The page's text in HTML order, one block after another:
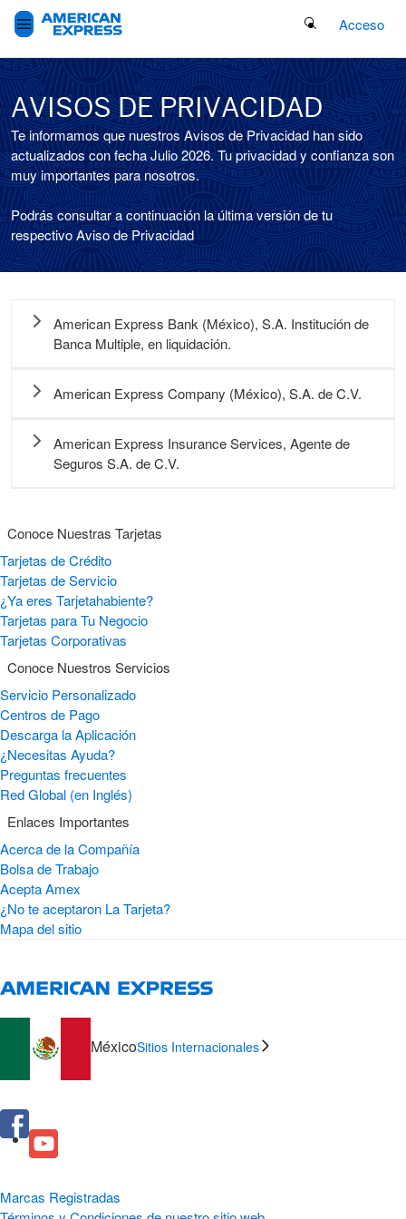
Search Button
Acceso
AVISOS DE PRIVACIDAD
Te informamos que nuestros Avisos de Privacidad han sido
actualizados con fecha Julio 2026. Tu privacidad y confianza son
muy importantes para nosotros.
Podrás consultar a continuación la última versión de tu
respectivo Aviso de Privacidad
American Express Bank (México), S.A. Institución de
Banca Multiple, en liquidación.
American Express Company (México), S.A. de C.V.
American Express Insurance Services, Agente de
Seguros S.A. de C.V.
Conoce Nuestras Tarjetas
Tarjetas de Crédito
Tarjetas de Servicio
¿Ya eres Tarjetahabiente?
Tarjetas para Tu Negocio
Tarjetas Corporativas
Conoce Nuestros Servicios
Servicio Personalizado
Centros de Pago
Descarga la Aplicación
¿Necesitas Ayuda?
Preguntas frecuentes
Red Global (en Inglés)
Enlaces Importantes
Acerca de la Compañía
Bolsa de Trabajo
Acepta Amex
¿No te aceptaron La Tarjeta?
Mapa del sitio
MéxicoSitios Internacionales
Marcas Registradas